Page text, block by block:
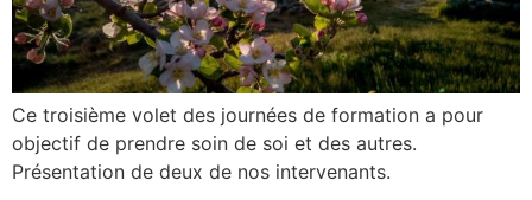
Ce troisième volet des journées de formation a pour
objectif de prendre soin de soi et des autres.
Présentation de deux de nos intervenants.